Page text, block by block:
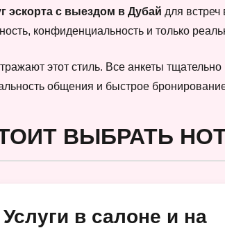
эскорта с выездом в Дубай для встреч
конфиденциальность и только
этот стиль. Все анкеты
общения и быстрое
ВЫБРАТЬ
Услуги в салоне и на